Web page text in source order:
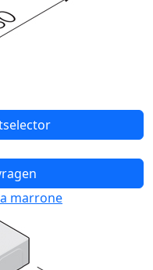
marrone